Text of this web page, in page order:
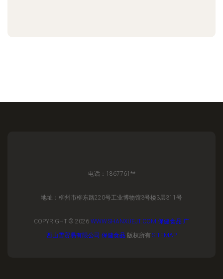
电话：1867761**
地址：柳州市柳东路220号工业博物馆3号楼3层311号
COPYRIGHT © 2026 WWW.SHANXUEJT.COM 保健食品 广
西山雪贸易有限公司 保健食品 版权所有 SITEMAP